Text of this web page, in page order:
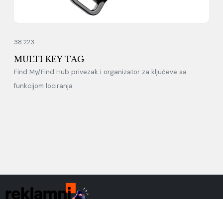
38.223
MULTI KEY TAG
Find My/Find Hub privezak i organizator za ključeve sa
funkcijom lociranja